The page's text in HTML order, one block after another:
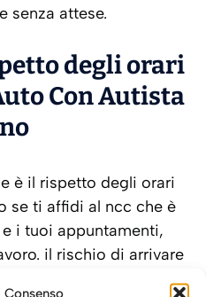
senza attese.
degli orari
Con Autista
è il rispetto degli orari
se ti affidi al ncc che è
i tuoi appuntamenti,
il rischio di arrivare